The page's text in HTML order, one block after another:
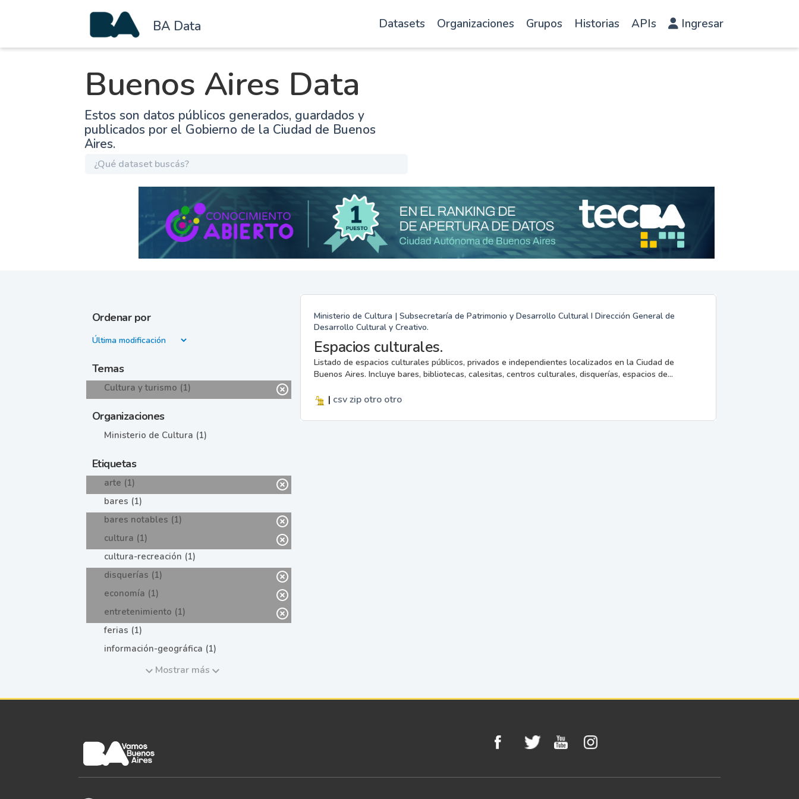
BA Data Datasets Organizaciones Grupos Historias APIs Ingresar
Buenos Aires Data
Estos son datos públicos generados, guardados y
publicados por el Gobierno de la Ciudad de Buenos
Aires.
Ordenar por
Temas
Cultura y turismo (1)
Organizaciones
Ministerio de Cultura (1)
Etiquetas
arte (1)
bares (1)
bares notables (1)
cultura (1)
cultura-recreación (1)
disquerías (1)
economía (1)
entretenimiento (1)
ferias (1)
información-geográfica (1)
Mostrar más
Ministerio de Cultura | Subsecretaría de Patrimonio y Desarrollo Cultural I Dirección General de
Desarrollo Cultural y Creativo.
Espacios culturales.
Listado de espacios culturales públicos, privados e independientes localizados en la Ciudad de
Buenos Aires. Incluye bares, bibliotecas, calesitas, centros culturales, disquerías, espacios de...
| csvzip otro otro